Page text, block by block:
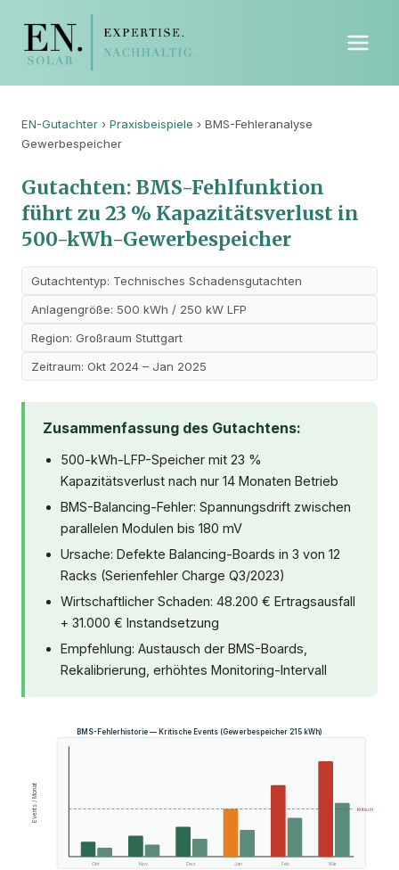
EN-Gutachter › Praxisbeispiele › BMS-Fehleranalyse
Gewerbespeicher
Gutachten: BMS-Fehlfunktion
führt zu 23 % Kapazitätsverlust in
500-kWh-Gewerbespeicher
Gutachtentyp: Technisches Schadensgutachten
Anlagengröße: 500 kWh / 250 kW LFP
Region: Großraum Stuttgart
Zeitraum: Okt 2024 – Jan 2025
Zusammenfassung des Gutachtens:
500-kWh-LFP-Speicher mit 23 %
Kapazitätsverlust nach nur 14 Monaten Betrieb
BMS-Balancing-Fehler: Spannungsdrift zwischen
parallelen Modulen bis 180 mV
Ursache: Defekte Balancing-Boards in 3 von 12
Racks (Serienfehler Charge Q3/2023)
Wirtschaftlicher Schaden: 48.200 € Ertragsausfall
+ 31.000 € Instandsetzung
Empfehlung: Austausch der BMS-Boards,
Rekalibrierung, erhöhtes Monitoring-Intervall
BMS-Fehlerhistorie — Kritische Events (Gewerbespeicher 215 kWh)
Events / Monat Kritisch
Okt Nov Dez Jan Feb Mär